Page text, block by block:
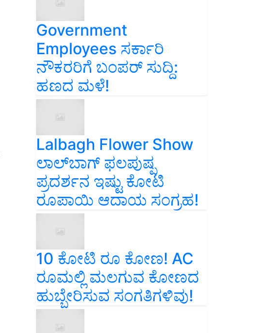
Government
Employees ಸರ್ಕಾರಿ
ನೌಕರರಿಗೆ ಬಂಪರ್‌ ಸುದ್ದಿ:
ಹಣದ ಮಳೆ!
Lalbagh Flower Show
ಲಾಲ್‌ಬಾಗ್ ಫಲಪುಷ್ಪ
ಪ್ರದರ್ಶನ ಇಷ್ಟು ಕೋಟಿ
ರೂಪಾಯಿ ಆದಾಯ ಸಂಗ್ರಹ!
10 ಕೋಟಿ ರೂ ಕೋಣ! AC
ರೂಮಲ್ಲಿ ಮಲಗುವ ಕೋಣದ
ಹುಬ್ಬೇರಿಸುವ ಸಂಗತಿಗಳಿವು!